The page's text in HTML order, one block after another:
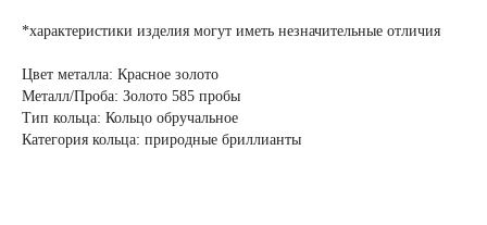
*характеристики изделия могут иметь незначительные отличия
Цвет металла: Красное золото
Металл/Проба: Золото 585 пробы
Тип кольца: Кольцо обручальное
Категория кольца: природные бриллианты